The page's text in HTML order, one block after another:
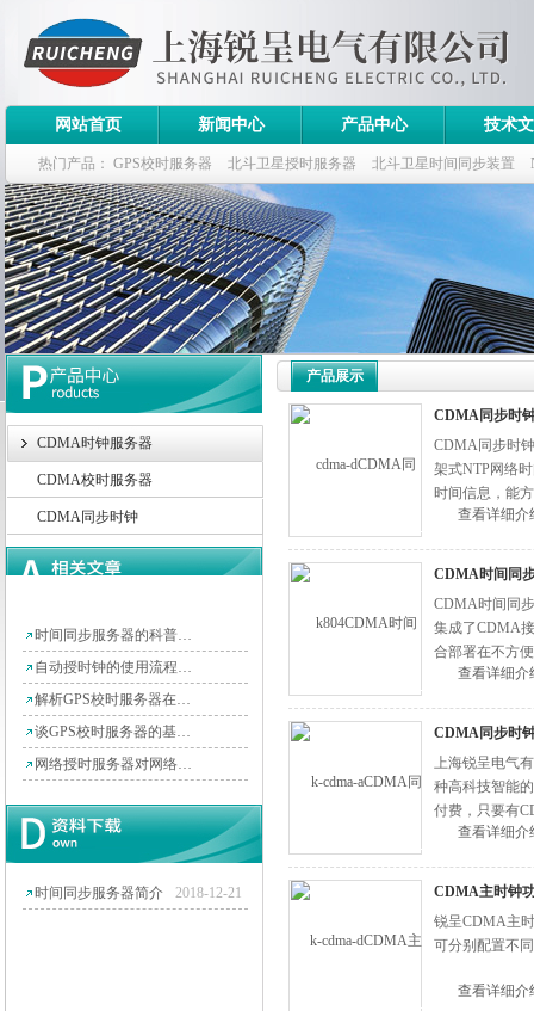
网站首页 新闻中心 产品中心 技术
热门产品： GPS校时服务器 北斗卫星授时服务器 北斗卫星时间同步装置
斗卫星同步时钟指标
CDMA时钟服务器
CDMA校时服务器
CDMA同步时钟
时间同步服务器的科普知识大全
自动授时钟的使用流程是什么
解析GPS校时服务器在校园网内的应用
谈GPS校时服务器的基本原理
网络授时服务器对网络有哪些要求？
时间同步服务器简介 2018-12-21
产品展示
CDMA同步时
CDMA同步时
架式NTP网络
时间信息，能
内。另外，因
查看详细介
CDMA时间同
CDMA时间同
集成了CDMA
合部署在不方
电天气对设备
查看详细介
CDMA同步时
上海锐呈电气
种高科技智能
付费，只要有
坏。查看详细介
CDMA主时钟
锐呈CDMA主
可分别配置不
查看详细介